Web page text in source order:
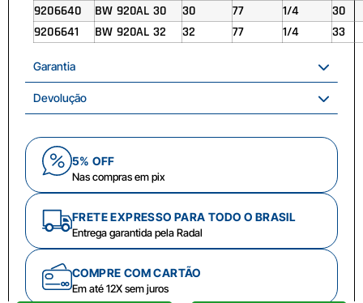
9206640
BW 920AL 30 30 77 1/4
30
9206641
BW 920AL 32 32 77 1/4 33
Garantia
Devolução
5% OFF
Nas compras em pix
FRETE EXPRESSO PARA TODO O BRASIL
Entrega garantida pela Radal
COMPRE COM CARTÃO
Em até 12X sem juros